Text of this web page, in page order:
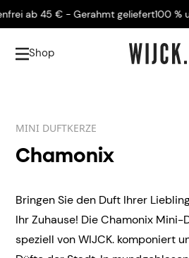
ab 45 € - Gerahmt geliefert100 %
Shop
MINI DUFTKERZE
Chamonix
Bringen Sie den Duft Ihrer
Ihr Zuhause! Die Chamonix Mini-
speziell von WIJCK. komponiert